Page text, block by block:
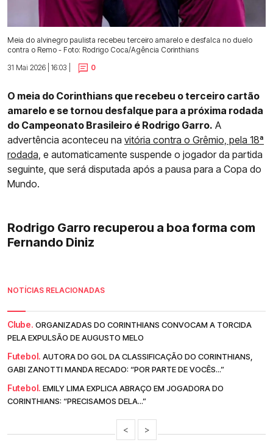
Meia do alvinegro paulista recebeu terceiro amarelo e desfalca no duelo
contra o Remo - Foto: Rodrigo Coca/Agência Corinthians
31 Mai 2026 | 16:03 |
0
O meia do Corinthians que recebeu o terceiro cartão
amarelo e se tornou desfalque para a próxima rodada
do Campeonato Brasileiro é Rodrigo Garro. A
advertência aconteceu na vitória contra o Grêmio, pela 18ª
rodada, e automaticamente suspende o jogador da partida
seguinte, que será disputada após a pausa para a Copa do
Mundo.
Rodrigo Garro recuperou a boa forma com
Fernando Diniz
NOTÍCIAS RELACIONADAS
Clube. ORGANIZADAS DO CORINTHIANS CONVOCAM A TORCIDA
PELA EXPULSÃO DE AUGUSTO MELO
Futebol. AUTORA DO GOL DA CLASSIFICAÇÃO DO CORINTHIANS,
GABI ZANOTTI MANDA RECADO: “POR PARTE DE VOCÊS...”
Futebol. EMILY LIMA EXPLICA ABRAÇO EM JOGADORA DO
CORINTHIANS: “PRECISAMOS DELA...”
< >